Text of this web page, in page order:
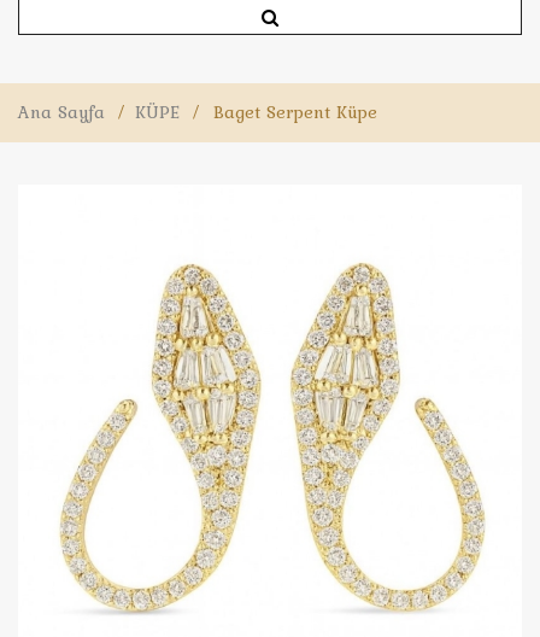
Ana Sayfa / KÜPE / Baget Serpent Küpe